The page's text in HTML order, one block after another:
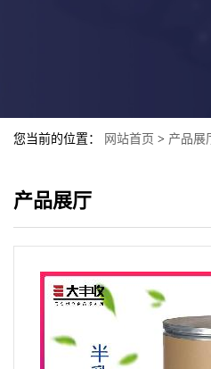
您当前的位置： 网站首页 > 产品展
产品展厅